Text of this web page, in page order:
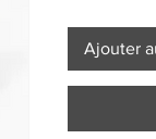
Ajouter